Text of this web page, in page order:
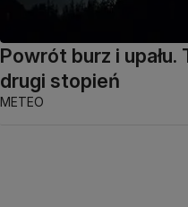
Powrót burz i
drugi stopień
METEO